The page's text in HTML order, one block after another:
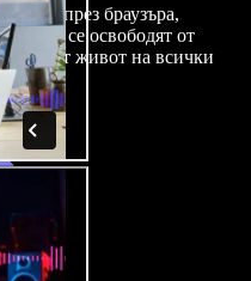
през браузъра,
да се освободят от
живот на всички